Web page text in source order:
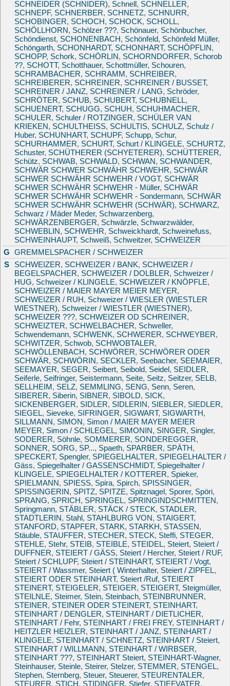
SCHNEIDER (SCHNIDER), Schnell, SCHNELLER,
SCHNEPF, SCHNERBER, SCHNETZ, SCHNURR,
SCHOBINGER, SCHOCH, SCHOCK, SCHOLL,
SCHÖLLHORN, Schölzer ???, Schönauer, Schönbucher,
Schöndienst, SCHONENBACH, Schönfeld, Schönfeld Müller,
Schöngarth, SCHONHARDT, SCHONHART, SCHÖPFLIN,
SCHOPP, Schork, SCHÖRLIN, SCHORNDORFER, Schorob
??, SCHOTT, Schotthauer, Schottmüller, Schouren,
SCHRAMBACHER, SCHRAMM, SCHREIBER,
SCHREIBERER, SCHREINER, SCHREINER / BUSSET,
SCHREINER / JANZ, SCHREINER / LANG, Schröder,
SCHRÖTER, SCHUB, SCHUBERT, SCHUBNELL,
SCHUENERT, SCHUGG, SCHUH, SCHUHMACHER,
SCHULER, Schuler / ROTZINGER, SCHÜLER VAN
KRIEKEN, SCHULTHEISS, SCHULTIS, SCHULZ, Schulz /
Huber, SCHUNHART, SCHUPF, Schupp, Schur,
SCHURHAMMER, SCHURT, Schurt / KLINGELE, SCHURTZ,
Schuster, SCHÜTHERER (SCHYETERER), SCHÜTTERER,
Schütz, SCHWAB, SCHWALD, SCHWAN, SCHWANDER,
SCHWÄR SCHWER SCHWÄHR SCHWEHR, SCHWÄR
SCHWER SCHWÄHR SCHWEHR / VOGT, SCHWÄR
SCHWER SCHWÄHR SCHWEHR - Müller, SCHWÄR
SCHWER SCHWÄHR SCHWEHR - Sondermann, SCHWÄR
SCHWER SCHWÄHR SCHWEHR (SCHWÄR), SCHWARZ,
Schwarz / Mäder Meder, Schwarzenberg,
SCHWÄRZENBERGER, Schwärzle, Schwarzwälder,
SCHWEBLIN, SCHWEHR, Schweickhardt, Schweinefuss,
SCHWEINHAUPT, Schweiß, Schweitzer, SCHWEIZER
G
GREMMELSPACHER / SCHWEIZER
S
SCHWEIZER, SCHWEIZER / BANK, SCHWEIZER /
BEGELSPACHER, SCHWEIZER / DOLBLER, Schweizer /
HUG, Schweizer / KLINGELE, SCHWEIZER / KNÖPFLE,
SCHWEIZER / MAIER MAYER MEIER MEYER,
SCHWEIZER / RUH, Schweizer / WIESLER (WIESTLER
WIESTNER), Schweizer / WIESTLER (WIESTNER),
SCHWEIZER ???, SCHWEIZER OD SCHREINER,
SCHWEIZTER, SCHWELBACHER, Schweller,
Schwendemann, SCHWENK, SCHWERER, SCHWEYBER,
SCHWITZER, Schwob, SCHWOBTALER,
SCHWÖLLENBACH, SCHWÖRER, SCHWÖRER ODER
SCHWÄR, SCHWÖRIN, SECKLER, Seebacher, SEEMAIER,
SEEMAYER, SEGER, Seibert, Seibold, Seidel, SEIDLER,
Seiferle, Seifringer, Seistermann, Seite, Seitz, Seitzer, SELB,
SELLHEIM, SELZ, SEMMLING, SENG, Senn, Seren,
SIBERER, Siberin, SIBNER, SIBOLD, SICK,
SICKENBERGER, SIDLER, SIDLERIN, SIEBLER, SIEDLER,
SIEGEL, Sieveke, SIFRINGER, SIGWART, SIGWARTH,
SILLMANN, SIMON, Simon / MAIER MAYER MEIER
MEYER, Simon / SCHLEGEL, SIMONIN, SINGER, Singler,
SODERER, Söhnle, SOMMERER, SONDEREGGER,
SONNER, SORG, SP..., Spaeth, SPARBER, SPÄTH,
SPECKERT, Spengler, SPIEGELHALTER, SPIEGELHALTER /
Gäss, Spiegelhalter / GASSENSCHMIDT, Spiegelhalter /
KLINGELE, SPIEGELHALTER / KOTTERER, Spieker,
SPIELMANN, SPIESS, Spira, Spirch, SPISSINGER,
SPISSINGERIN, SPITZ, SPITZE, Spitznagel, Sporer, Spöri,
SPRANG, SPRICH, SPRINGEL, SPRINGINDSCHMITTEN,
Springmann, STÄBLER, STÄCK / STECK, STADLER,
STADTLERIN, Stahl, STAHLBURG VON, STAIGERT,
STANFORD, STAPFER, STARK, STARKH, STASSEN,
Stäuble, STAUFFER, STECHER, STECK, Steffi, STEGER,
STEHLE, Stehr, STEIB, STEIBLE, STEIDEL, Steiert, Steiert /
DUFFNER, STEIERT / GÄSS, Steiert / Hercher, Steiert / RUF,
Steiert / SCHLUPF, Steiert / STEINHART, STEIERT / Vogt,
STEIERT / Wassmer, Steiert ( Winterhalter, Steiert / ZIPFEL,
STEIERT ODER STEINHART, Steiert /Ruf, STEIERT
STEINERT, STEIGELER, STEIGER, STEIGERT, Steigmüller,
STEILNLE, Steimer, Stein, Steinbach, STEINBRUNNER,
STEINER, STEINER ODER STEINERT, STEINHART,
STEINHART / DENGLER, STEINHART / DIETLICHER,
STEINHART / Fehr, STEINHART / FREI FREY, STEINHART /
HEITZLER HEIZLER, STEINHART / JANZ, STEINHART /
KLINGELE, STEINHART / SCHNETZ, STEINHART / Steiert,
STEINHART / WILLMANN, STEINHART / WIRBSER,
STEINHART ???, STEINHART Steiert, STEINHART-Wagner,
Steinhauser, Steinle, Steirer, Stelzer, STEMMER, STENGEL,
Stephen, Sternberg, Steuer, Steuerer, STEURENTALER,
STEURER, STICH, STIDINGER, Stiefer, STIEFVATER,